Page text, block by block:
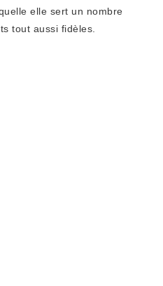
elle sert un nombre
tout aussi fidèles.